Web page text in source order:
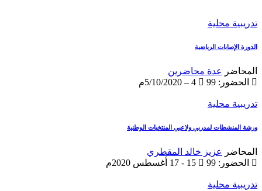
تدريبية محلية
الدورة الإصابات الرياضية
المحاضر
عدة محاضرين
الحضور: 99
تدريبية محلية
ورشة المنشطات لمدربي ولاعبي المنتخبات الوطنية
المحاضر
عزيز خالد المقطري
الحضور: 99
تدريبية محلية